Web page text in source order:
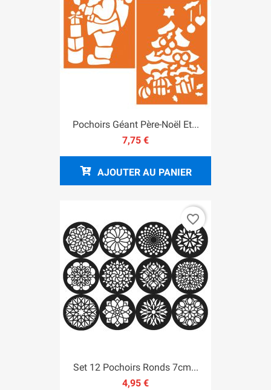
Pochoirs Géant Père-Noël Et...
7,75 €
AJOUTER AU PANIER
Set 12 Pochoirs Ronds 7cm...
4,95 €
favorite_border